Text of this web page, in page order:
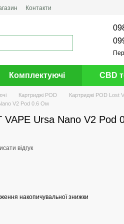
Контакти
Комплектуючі CBD
Картриджі POD
Картриджі POD Lost
V2 Pod 0.6 Ом
VAPE Ursa Nano V2 Pod
відгук
накопичувальної знижки